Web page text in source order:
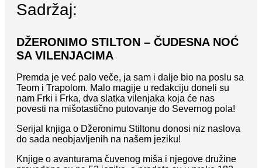
Sadržaj:
DŽERONIMO STILTON – ČUDESNA NOĆ
SA VILENJACIMA
Premda je već palo veče, ja sam i dalje bio na poslu sa
Teom i Trapolom. Malo magije u redakciju doneli su
nam Frki i Frka, dva slatka vilenjaka koja će nas
povesti na mišotastično putovanje do Severnog pola!
Serijal knjiga o Džeronimu Stiltonu donosi niz naslova
do sada neobjavljenih na našem jeziku!
Knjige o avanturama čuvenog miša i njegove družine